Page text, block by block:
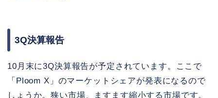
3Q決算報告
10月末に3Q決算報告が予定されています。ここで
「Ploom X」のマーケットシェアが発表になるので
しょうか。狭い市場、ますます縮小する市場です。